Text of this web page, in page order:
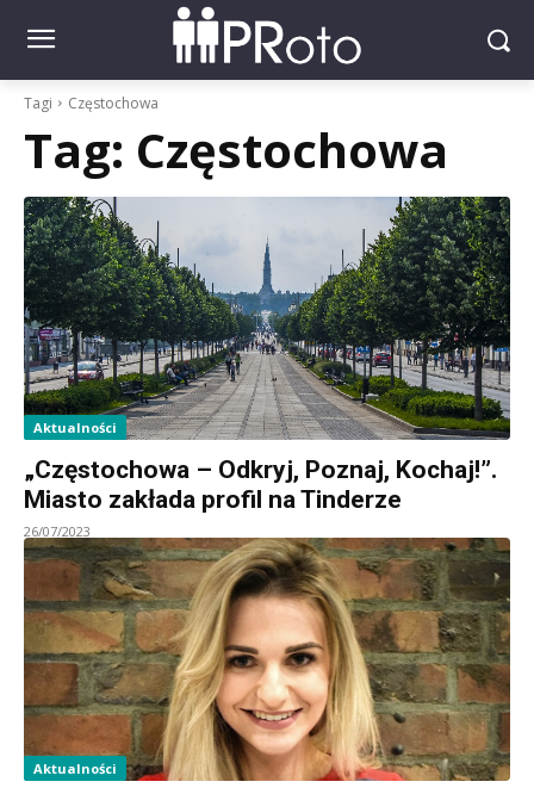
Tagi Częstochowa
Tag: Częstochowa
Aktualności
„Częstochowa – Odkryj, Poznaj, Kochaj!”.
Miasto zakłada profil na Tinderze
26/07/2023
Aktualności